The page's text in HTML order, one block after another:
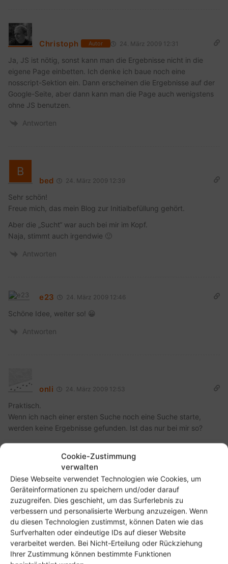
Cookie-Zustimmung
verwalten
Diese Webseite verwendet Technologien wie Cookies, um
Geräteinformationen zu speichern und/oder darauf
zuzugreifen. Dies geschieht, um das Surferlebnis zu
verbessern und personalisierte Werbung anzuzeigen. Wenn
du diesen Technologien zustimmst, können Daten wie das
Surfverhalten oder eindeutige IDs auf dieser Website
verarbeitet werden. Bei Nicht-Erteilung oder Rückziehung
Ihrer Zustimmung können bestimmte Funktionen
Christoph Autor 24. März 2009 12:31
Ja, JS ist nötig, sonst kann man die Ergebnisse nicht in die
eigene Page einbetten. Ich denke ich baue noch eine
nosscript-Sektion ein. Dann erscheinen die Ergebnisse auf der
Google-Seite, aber dann kann man die Page auch wenigstens
ohne JS benutzen.
Antworten
bed 24. März 2009 12:39
Sehr schön!
Freue mich, das mein Blog zur Initialbefüllung gehört.
Aber die „Sucht“ war auch bei mir im Kopf.
Naja, stimmt auch irgendwie 🙂
Antworten
e23 24. März 2009 12:46
Schöne Idee, weiter so! 😀
Antworten
onli 24. März 2009 12:53
Praktisch.
Wenn ich nach einer ersten Suche noch eine Suche starte,
werden keine Ergebnisse gefunden. Ist das nur bei mir so?
Antworten
Christoph Autor 24. März 2009 13:13
@onli, ja das habe ich auch festgestellt. Ich suche nach
„ubuntu webcam“, es kommen keine Ergebnisse. Ich wiederhole
die Suche ein paar mal, es kommen auf einmal Ergebnisse.
Woran es liegt habe ich noch nicht feststellen können.